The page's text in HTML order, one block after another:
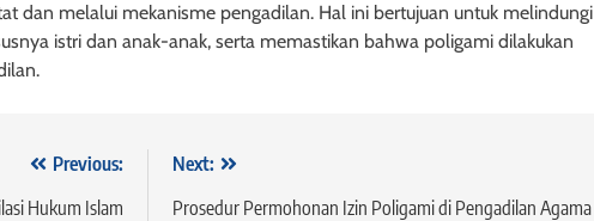
dan melalui mekanisme pengadilan. Hal ini bertujuan untuk melindungi
istri dan anak-anak, serta memastikan bahwa poligami dilakukan
Previous:
Hukum Islam
Next:
Prosedur Permohonan Izin Poligami di Pengadilan Agama
- FIDUSIA
Undang-Undang
HUKUM JAMINAN - FIDUSIA